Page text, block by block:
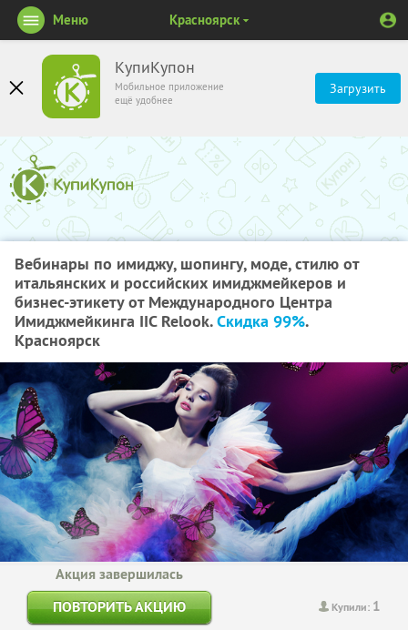
КупиКупон
Мобильное приложение
ещё удобнее
Загрузить
Меню Красноярск
Вебинары по имиджу, шопингу, моде, стилю от
итальянских и российских имиджмейкеров и
бизнес-этикету от Международного Центра
Имиджмейкинга IIC Relook.Скидка 99%.
Красноярск
Купили: 1
Акция завершилась
ПОВТОРИТЬ АКЦИЮ